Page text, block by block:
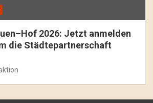
2026: Jetzt anmelden
die Städtepartnerschaft